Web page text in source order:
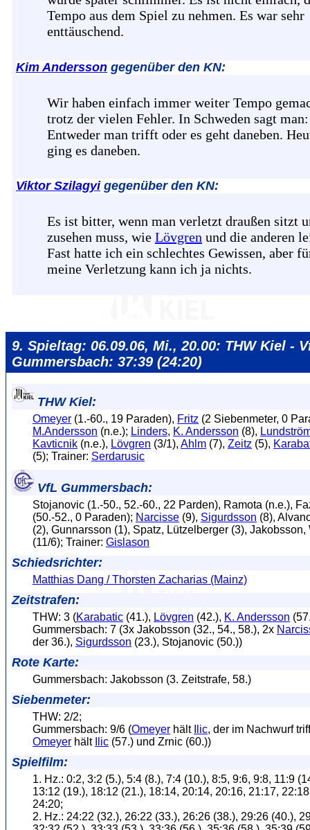
Tempo aus dem Spiel zu nehmen. Es war sehr
enttäuschend.
Kim Andersson gegenüber den KN:
Wir haben einfach immer weiter Tempo
trotz der vielen Fehler. In Schweden sagt man:
Entweder man trifft oder es geht daneben.
ging es daneben.
Viktor Szilagyigegenüber den KN:
Es ist bitter, wenn man verletzt draußen sitzt
zusehen muss, wie Lövgren und die anderen
Fast hatte ich ein schlechtes Gewissen, aber
meine Verletzung kann ich ja nichts.
9. Spieltag: 06.09.06, Mi., 20.00: THW Kiel -
Gummersbach: 37:39 (24:20)
THW Kiel:
Omeyer (1.-60., 19 Paraden), Fritz (2 Siebenmeter, 0
M.Andersson (n.e.); Linders, K. Andersson (8),
Kavticnik (n.e.), Lövgren (3/1), Ahlm (7), Zeitz (5),
(5); Trainer: Serdarusic
VfL Gummersbach:
Stojanovic (1.-50., 52.-60., 22 Parden), Ramota (n.e.),
(50.-52., 0 Paraden); Narcisse (9), Sigurdsson (8),
(2), Gunnarsson (1), Spatz, Lützelberger (3),
(11/6); Trainer: Gislason
Schiedsrichter:
Matthias Dang / Thorsten Zacharias (Mainz)
Zeitstrafen:
THW: 3 (Karabatic (41.), Lövgren (42.), K. Andersson
Gummersbach: 7 (3x Jakobsson (32., 54., 58.), 2x
der 36.), Sigurdsson (23.), Stojanovic (50.))
Rote Karte:
Gummersbach: Jakobsson (3. Zeitstrafe, 58.)
Siebenmeter:
THW: 2/2;
Gummersbach: 9/6 (Omeyer hält Ilic, der im Nachwurf
Omeyer hält Ilic (57.) und Zrnic (60.))
Spielfilm:
1. Hz.: 0:2, 3:2 (5.), 5:4 (8.), 7:4 (10.), 8:5, 9:6, 9:8, 11:9
13:12 (19.), 18:12 (21.), 18:14, 20:14, 20:16, 21:17,
24:20;
2. Hz.: 24:22 (32.), 26:22 (33.), 26:26 (38.), 29:26 (40.),